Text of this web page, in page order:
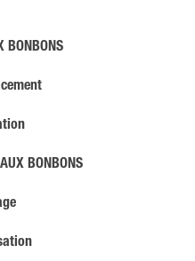
BONBONS
BONBONS